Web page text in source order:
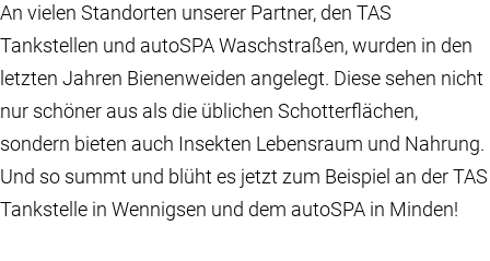
An vielen Standorten unserer Partner, den TAS
Tankstellen und autoSPA Waschstraßen, wurden in den
letzten Jahren Bienenweiden angelegt. Diese sehen nicht
nur schöner aus als die üblichen Schotterflächen,
sondern bieten auch Insekten Lebensraum und Nahrung.
Und so summt und blüht es jetzt zum Beispiel an der TAS
Tankstelle in Wennigsen und dem autoSPA in Minden!